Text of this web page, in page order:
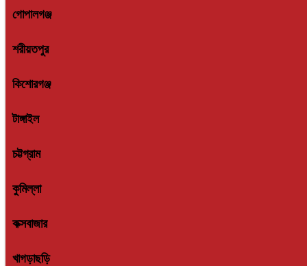
গোপালগঞ্জ
শরীয়তপুর
কিশোরগঞ্জ
টাঙ্গাইল
চট্টগ্রাম
কুমিল্লা
কক্সবাজার
খাগড়াছড়ি